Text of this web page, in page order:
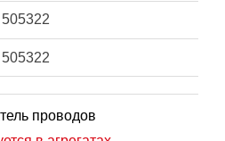
505322
505322
проводов